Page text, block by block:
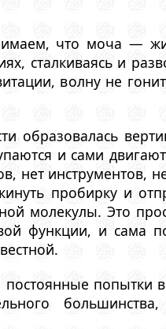
что моча —
сталкиваясь и
волну не
образовалась
и сами
нет инструментов,
пробирку и
молекулы. Это
функции, и сама
попытки